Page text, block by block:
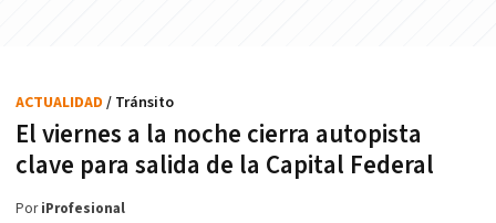
El viernes a la noche cierra autopista
clave para salida de la Capital Federal
ACTUALIDAD / Tránsito
PoriProfesional